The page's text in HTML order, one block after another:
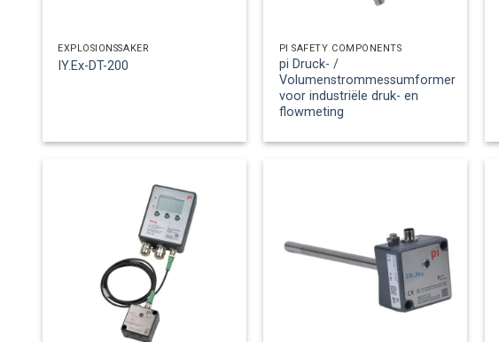
EXPLOSIONSSÄKER
IY.Ex-DT-200
PI SAFETY COMPONENTS
pi Druck- /
Volumenstrommessumformer
voor industriële druk- en
flowmeting